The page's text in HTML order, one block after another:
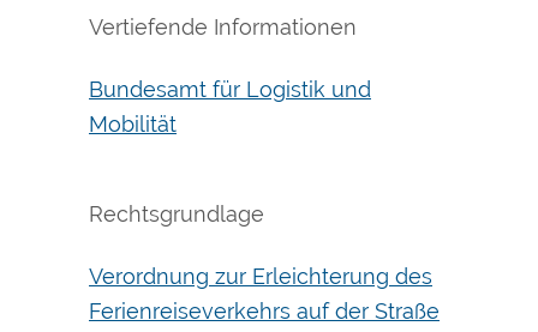
Vertiefende Informationen
Bundesamt für Logistik und
Mobilität
Rechtsgrundlage
Verordnung zur Erleichterung des
Ferienreiseverkehrs auf der Straße